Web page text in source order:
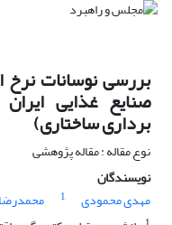
بررسی نوسانات نرخ
صنایع‌ غذایی
برداری ساختاری)
نوع مقاله : مقاله پژوهشی
نویسندگان
مهدی محمودی
1